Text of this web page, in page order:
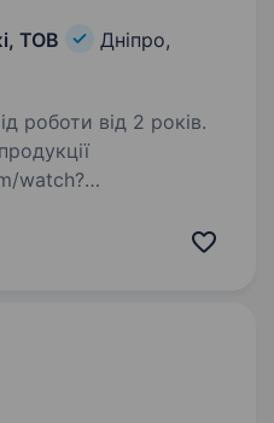
ТОВ
Дніпро,
роботи від 2 років.
watch?
дентальних